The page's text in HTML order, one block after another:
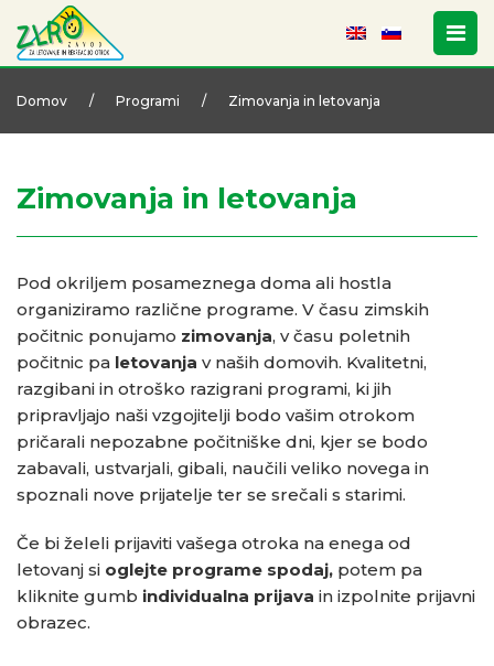
Domov / Programi / Zimovanja in letovanja
Zimovanja in letovanja
Pod okriljem posameznega doma ali hostla
organiziramo različne programe. V času zimskih
počitnic ponujamo zimovanja, v času poletnih
počitnic pa letovanja v naših domovih. Kvalitetni,
razgibani in otroško razigrani programi, ki jih
pripravljajo naši vzgojitelji bodo vašim otrokom
pričarali nepozabne počitniške dni, kjer se bodo
zabavali, ustvarjali, gibali, naučili veliko novega in
spoznali nove prijatelje ter se srečali s starimi.
Če bi želeli prijaviti vašega otroka na enega od
letovanj si oglejte programe spodaj, potem pa
kliknite gumb individualna prijava in izpolnite prijavni
obrazec.